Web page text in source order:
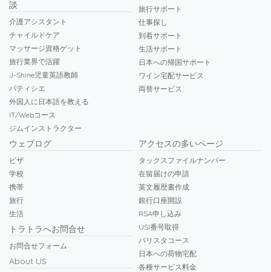
談
介護アシスタント
チャイルドケア
マッサージ資格ゲット
旅行業界で活躍
J-Shine児童英語教師
パティシエ
外国人に日本語を教える
IT/Webコース
ジムインストラクター
旅行サポート
仕事探し
到着サポート
生活サポート
日本への帰国サポート
ワイン宅配サービス
両替サービス
ウェブログ
ビザ
学校
携帯
旅行
生活
トラトラへお問合せ
お問合せフォーム
About US
アクセスの多いページ
タックスファイルナンバー
在留届けの申請
英文履歴書作成
銀行口座開設
RSA申し込み
USI番号取得
バリスタコース
日本への荷物宅配
各種サービス料金